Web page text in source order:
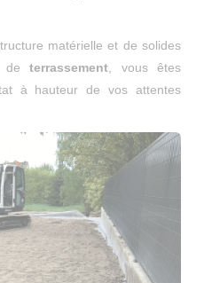
matérielle et de solides
de terrassement , vous êtes
à hauteur de vos attentes